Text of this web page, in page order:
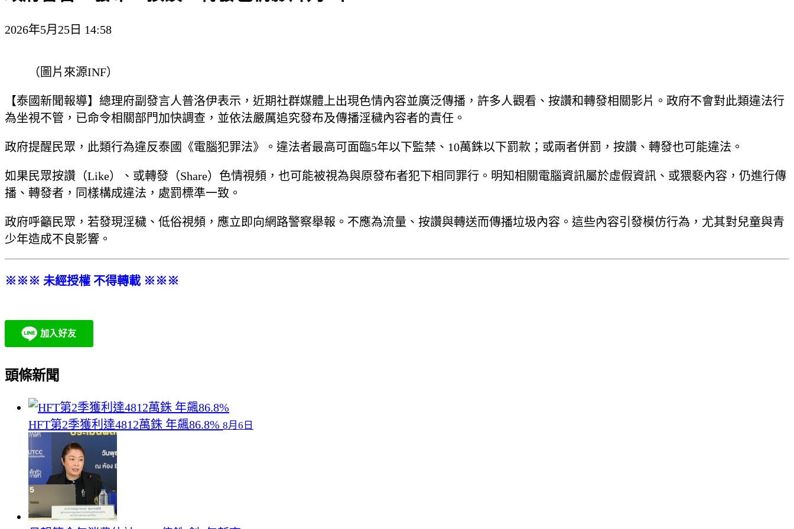
2026年5月25日 14:58
（圖片來源INF）
【泰國新聞報導】總理府副發言人普洛伊表示，近期社群媒體上出現色情內容並廣泛傳播，許多人觀看、按讚和轉發相關影片。政府不會對此類違法行
為坐視不管，已命令相關部門加快調查，並依法嚴厲追究發布及傳播淫穢內容者的責任。
政府提醒民眾，此類行為違反泰國《電腦犯罪法》。違法者最高可面臨5年以下監禁、10萬銖以下罰款；或兩者併罰，按讚、轉發也可能違法。
如果民眾按讚（Like）、或轉發（Share）色情視頻，也可能被視為與原發布者犯下相同罪行。明知相關電腦資訊屬於虛假資訊、或猥褻內容，仍進行傳
播、轉發者，同樣構成違法，處罰標準一致。
政府呼籲民眾，若發現淫穢、低俗視頻，應立即向網路警察舉報。不應為流量、按讚與轉送而傳播垃圾內容。這些內容引發模仿行為，尤其對兒童與青
少年造成不良影響。
※※※ 未經授權 不得轉載 ※※※
頭條新聞
HFT第2季獲利達4812萬銖 年飆86.8% 8月6日